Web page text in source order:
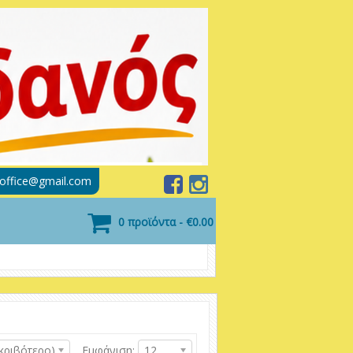
0 προϊόντα - €0.00